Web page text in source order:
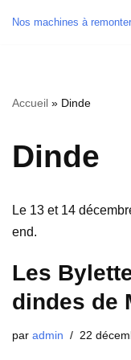
Nos machines à
Accueil » Dinde
Dinde
Le 13 et 14
end.
Les
dindes de
par admin 22